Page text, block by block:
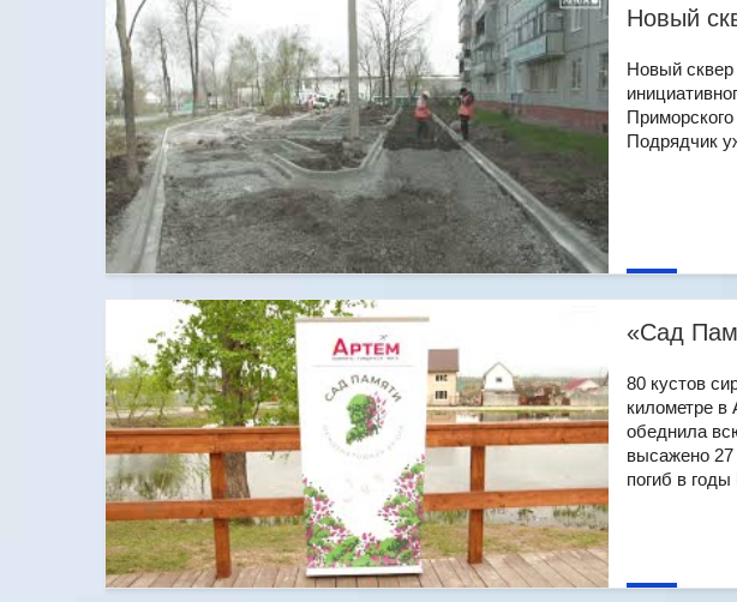
Новый
Новый сквер
Подрядчик
«Сад
80 кустов
километре в
обеднила
высажено 27
погиб в